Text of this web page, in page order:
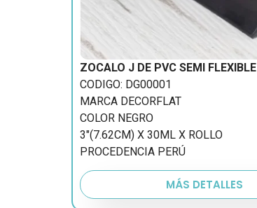
ZOCALO J DE PVC SEMI FLEXIBLE
CODIGO: DG00001
MARCA DECORFLAT
COLOR NEGRO
3″(7.62CM) X 30ML X ROLLO
PROCEDENCIA PERÚ
MÁS DETALLES